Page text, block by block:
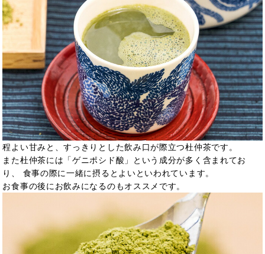
程よい甘みと、すっきりとした飲み口が際立つ杜仲茶です。
また杜仲茶には「ゲニポシド酸」という成分が多く含まれてお
り、 食事の際に一緒に摂るとよいといわれています。
お食事の後にお飲みになるのもオススメです。